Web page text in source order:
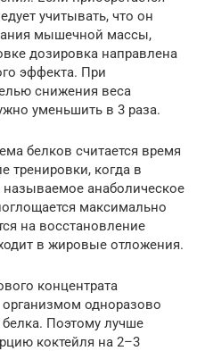
учитывать, что он
мышечной массы,
дозировка направлена
эффекта. При
снижения веса
уменьшить в 3 раза.
белков считается время
тренировки, когда в
называемое анаболическое
максимально
на восстановление
в жировые отложения.
концентрата
одноразово
белка. Поэтому лучше
коктейля на 2–3